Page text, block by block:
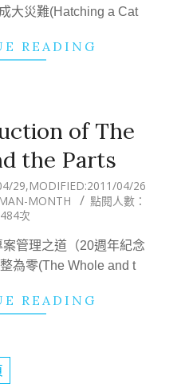
大災難(Hatching a Cat
READING
of The
the Parts
29,MODIFIED:2011/04/26
MONTH
點閱人數：
次
管理之道（20週年紀念
為零(The Whole and t
READING